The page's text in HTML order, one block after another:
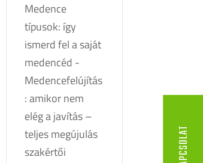
Medence
típusok: így
ismerd fel a saját
medencéd -
Medencefelújítás
: amikor nem
elég a javítás –
teljes megújulás
szakértői